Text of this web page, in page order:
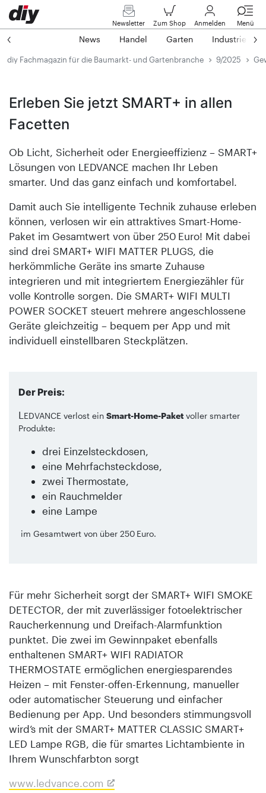
Newsletter Zum Shop Anmelden Menü
News Handel Garten Industrie
diy Fachmagazin für die Baumarkt- und Gartenbranche 9/2025
Erleben Sie jetzt SMART+ in allen
Facetten
Ob Licht, Sicherheit oder Energieeffizienz – SMART+
Lösungen von LEDVANCE machen Ihr Leben
smarter. Und das ganz einfach und komfortabel.
Damit auch Sie intelligente Technik zuhause erleben
können, verlosen wir ein attraktives Smart-Home-
Paket im Gesamtwert von über 250 Euro! Mit dabei
sind drei SMART+ WIFI MATTER PLUGS, die
herkömmliche Geräte ins smarte Zuhause
integrieren und mit integriertem Energiezähler für
volle Kontrolle sorgen. Die SMART+ WIFI MULTI
POWER SOCKET steuert mehrere angeschlossene
Geräte gleichzeitig – bequem per App und mit
individuell einstellbaren Steckplätzen.
Der Preis:
L EDVANCE verlost ein Smart-Home-Paket voller smarter
Produkte:
drei Einzelsteckdosen,
eine Mehrfachsteckdose,
zwei Thermostate,
ein Rauchmelder
eine Lampe
im Gesamtwert von über 250 Euro.
Für mehr Sicherheit sorgt der SMART+ WIFI SMOKE
DETECTOR, der mit zuverlässiger fotoelektrischer
Rauch­erkennung und Dreifach-Alarmfunktion
punktet. Die zwei im Gewinnpaket ebenfalls
enthaltenen SMART+ WIFI RADIATOR
THERMOSTATE ermöglichen energiesparendes
Heizen – mit Fenster-offen-Erkennung, manueller
oder automatischer Steuerung und einfacher
Bedienung per App. Und besonders stimmungsvoll
wird’s mit der SMART+ MATTER CLASSIC SMART+
LED Lampe RGB, die für smartes Lichtambiente in
Ihrem Wunschfarbton sorgt
www.ledvance.com